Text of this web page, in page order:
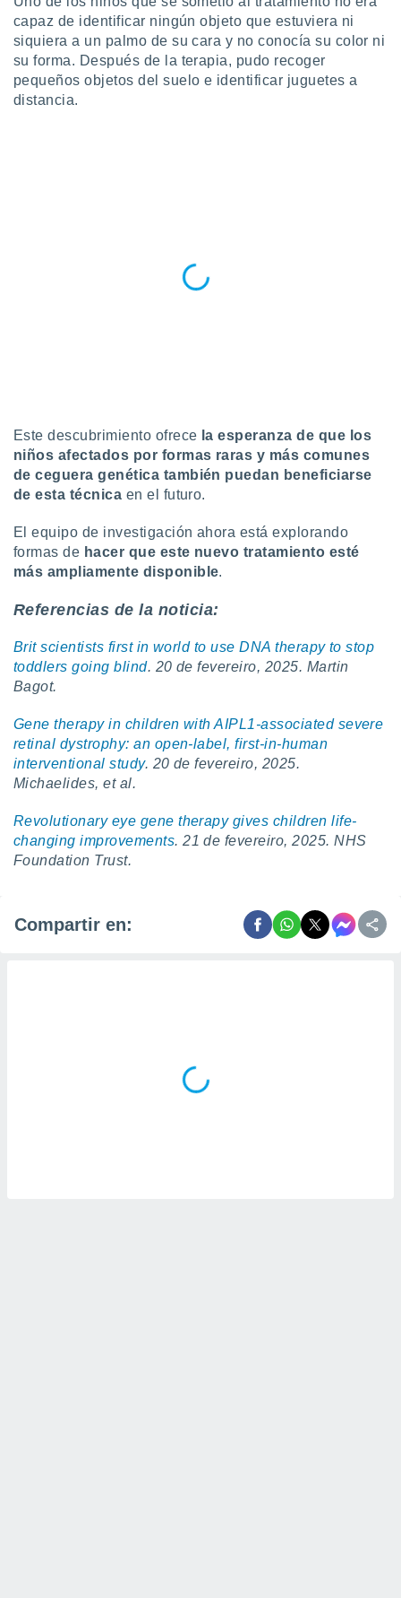
mediante
capaz de identificar ningún objeto que estuviera ni
siquiera a un palmo de su cara y no conocía su color ni
su forma. Después de la terapia, pudo recoger
pequeños objetos del suelo e identificar juguetes a
distancia.
Este descubrimiento ofrece la esperanza de que los
niños afectados por formas raras y más comunes
de ceguera genética también puedan beneficiarse
de esta técnica en el futuro.
El equipo de investigación ahora está explorando
formas de hacer que este nuevo tratamiento esté
más ampliamente disponible.
Referencias de la noticia:
Brit scientists first in world to use DNA therapy to stop
toddlers going blind. 20 de fevereiro, 2025. Martin
Bagot.
Gene therapy in children with AIPL1-associated severe
retinal dystrophy: an open-label, first-in-human
interventional study. 20 de fevereiro, 2025.
Michaelides, et al.
Revolutionary eye gene therapy gives children life-
changing improvements. 21 de fevereiro, 2025. NHS
Foundation Trust.
Compartir en: